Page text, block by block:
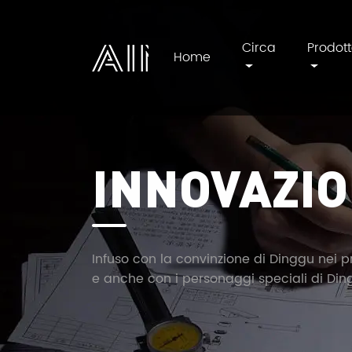
Home Circa
Infuso con la convinzione di Dinggu nei
e anche con i personaggi speciali di